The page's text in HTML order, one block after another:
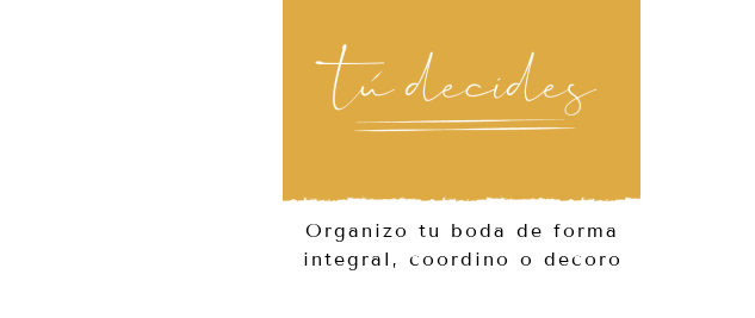
Organizo tu boda de forma
integral, coordino o decoro